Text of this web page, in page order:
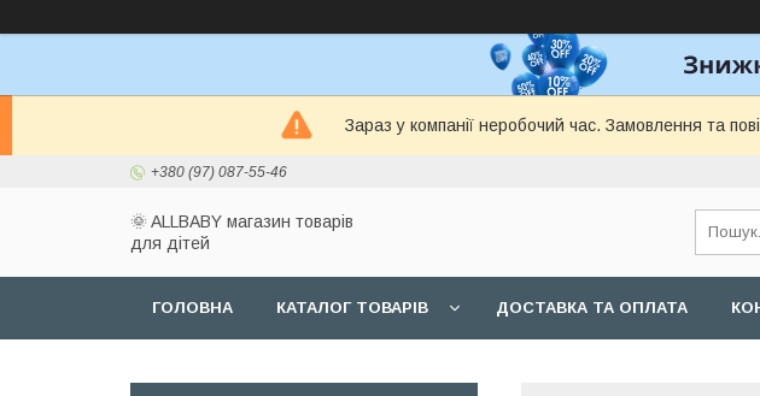
Зараз у компанії неробочий час. Замовлення та
+380 (97) 087-55-46
🌞 ALLBABY магазин товарів
для дітей
ГОЛОВНА КАТАЛОГ ТОВАРІВ ДОСТАВКА ТА ОПЛАТА